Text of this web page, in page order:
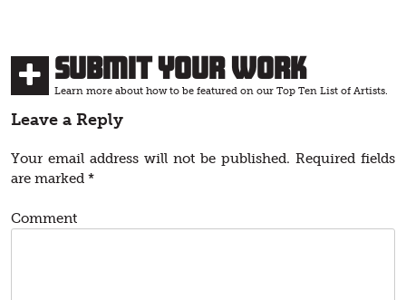
Submit Your Work
Learn more about how to be featured on our Top Ten List of Artists.
Leave a Reply
Your email address will not be published. Required fields
are marked *
Comment